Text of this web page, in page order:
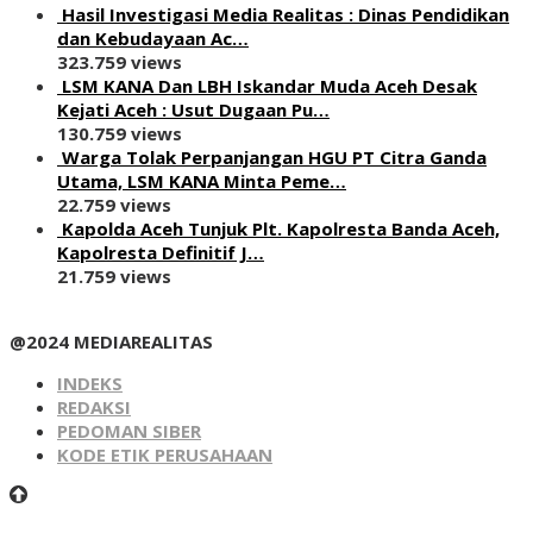
Hasil Investigasi Media Realitas : ‎Dinas Pendidikan
dan Kebudayaan Ac…
323.759 views
LSM KANA Dan LBH Iskandar Muda Aceh Desak
Kejati Aceh : Usut Dugaan Pu…
130.759 views
Warga Tolak Perpanjangan HGU PT Citra Ganda
Utama, LSM KANA Minta Peme…
22.759 views
Kapolda Aceh Tunjuk Plt. Kapolresta Banda Aceh,
Kapolresta Definitif J…
21.759 views
@2024 MEDIAREALITAS
INDEKS
REDAKSI
PEDOMAN SIBER
KODE ETIK PERUSAHAAN